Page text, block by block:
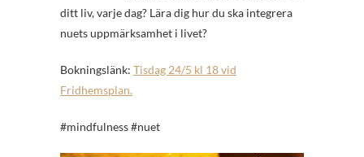
ditt liv, varje dag? Lära dig hur du ska integrera
nuets uppmärksamhet i livet?
Bokningslänk: Tisdag 24/5 kl 18 vid
Fridhemsplan.
#mindfulness #nuet